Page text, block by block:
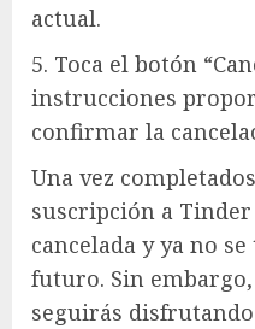
actual.
5. Toca el botón
instrucciones
confirmar la
Una vez
suscripción a
cancelada y ya no
futuro. Sin
seguirás